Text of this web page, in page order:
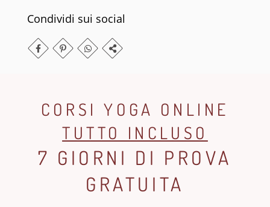
Condividi sui social
CORSI YOGA ONLINE
TUTTO INCLUSO
7 GIORNI DI PROVA
GRATUITA